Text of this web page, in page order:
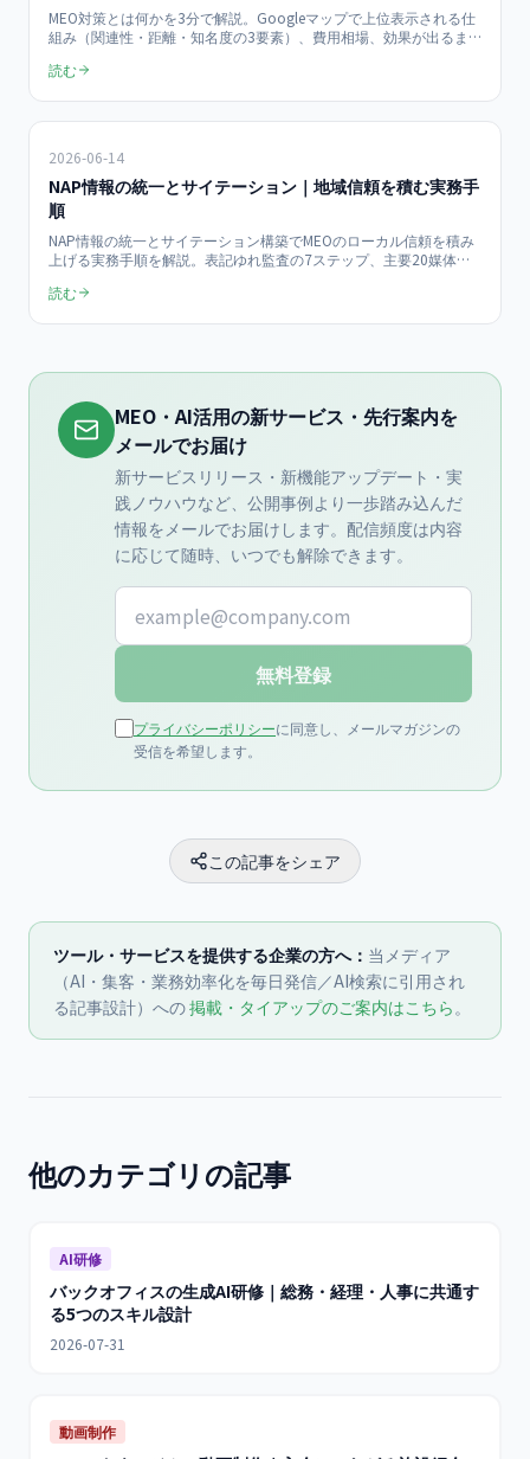
MEO対策とは何かを3分で解説。Googleマップで上位表示される仕
組み（関連性・距離・知名度の3要素）、費用相場、効果が出るま
す。AI検索最適化との関係まで2026年版で整理しました。
読む
2026-06-14
NAP情報の統一とサイテーション｜地域信頼を積む実務手
順
NAP情報の統一とサイテーション構築でMEOのローカル信頼を積み
上げる実務手順を解説。表記ゆれ監査の7ステップ、主要20媒体へ
で着手できる2026年最新チェックリストを月¥49,800のMEO支援目
読む
MEO・AI活用の新サービス・先行案内を
メールでお届け
新サービスリリース・新機能アップデート・実
践ノウハウなど、公開事例より一歩踏み込んだ
情報をメールでお届けします。配信頻度は内容
に応じて随時、いつでも解除できます。
メールアドレス
無料登録
プライバシーポリシーに同意し、メールマガジンの
受信を希望します。
この記事をシェア
ツール・サービスを提供する企業の方へ： 当メディア
（AI・集客・業務効率化を毎日発信／AI検索に引用され
る記事設計）への掲載・タイアップのご案内はこちら。
他のカテゴリの記事
AI研修
バックオフィスの生成AI研修｜総務・経理・人事に共通す
る5つのスキル設計
2026-07-31
動画制作